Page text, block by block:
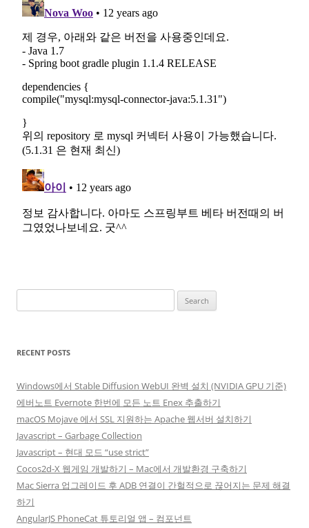
for:
RECENT POSTS
Windows에서 Stable Diffusion WebUI 완벽 설치 (NVIDIA GPU 기준)
에버노트 Evernote 한번에 모든 노트 Enex 추출하기
macOS Mojave 에서 SSL 지원하는 Apache 웹서버 설치하기
Javascript – Garbage Collection
Javascript – 현대 모드 “use strict”
Cocos2d-X 웹게임 개발하기 – Mac에서 개발환경 구축하기
Mac Sierra 업그레이드 후 ADB 연결이 간헐적으로 끊어지는 문제 해결
하기
AngularJS PhoneCat 튜토리얼 앱 – 컴포넌트